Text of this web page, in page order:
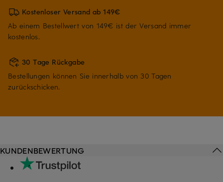
Kostenloser Versand ab 149€
Ab einem Bestellwert von 149€ ist der Versand immer
kostenlos.
30 Tage Rückgabe
Bestellungen können Sie innerhalb von 30 Tagen
zurückschicken.
KUNDENBEWERTUNG